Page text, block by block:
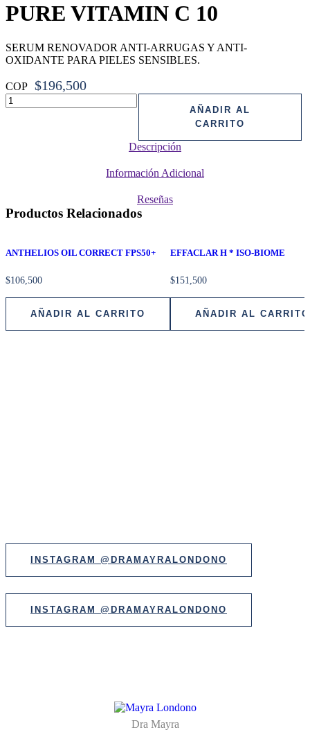
PURE VITAMIN C 10
SERUM RENOVADOR ANTI-ARRUGAS Y ANTI-
OXIDANTE PARA PIELES SENSIBLES.
COP $196,500
PURE
VITAMIN
AÑADIR AL
CARRITO
Descripción
Información Adicional
Reseñas
Productos Relacionados
ANTHELIOS OIL CORRECT FPS50+
$106,500
AÑADIR AL CARRITO
EFFACLAR H * ISO-BIOME
$151,500
AÑADIR AL CARRITO
INSTAGRAM @DRAMAYRALONDONO
INSTAGRAM @DRAMAYRALONDONO
Dra Mayra